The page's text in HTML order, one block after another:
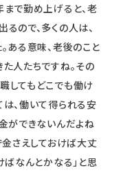
で勤め上げると、老
ので、多くの人は、
ある意味、老後のこと
人たちですね。その
してもどこでも働け
、働いて得られる安
ができないんだよね
金さえしておけば大丈
ばなんとかなる」と思